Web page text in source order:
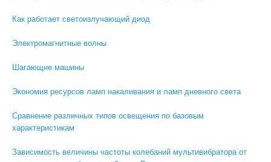
Как работает светоизлучающий диод
Электромагнитные волны
Шагающие машины
Экономия ресурсов ламп накаливания и ламп дневного света
Сравнение различных типов освещения по базовым
характеристикам
Зависимость величины частоты колебаний мультивибратора от